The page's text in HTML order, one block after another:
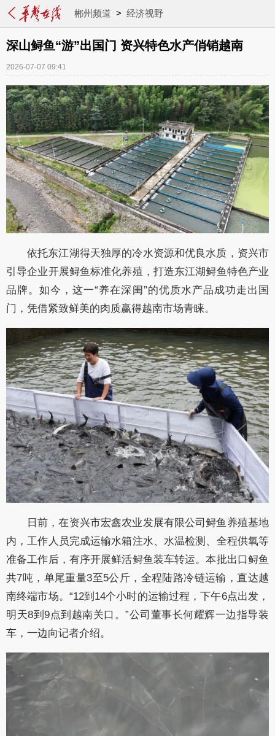
郴州频道 > 经济视野
深山鲟鱼“游”出国门 资兴特色水产俏销越南
2026-07-07 09:41
依托东江湖得天独厚的冷水资源和优良水质，资兴市
引导企业开展鲟鱼标准化养殖，打造东江湖鲟鱼特色产业
品牌。如今，这一“养在深闺”的优质水产品成功走出国
门，凭借紧致鲜美的肉质赢得越南市场青睐。
日前，在资兴市宏鑫农业发展有限公司鲟鱼养殖基地
内，工作人员完成运输水箱注水、水温检测、全程供氧等
准备工作后，有序开展鲜活鲟鱼装车转运。本批出口鲟鱼
共7吨，单尾重量3至5公斤，全程陆路冷链运输，直达越
南终端市场。“12到14个小时的运输过程，下午6点出发，
明天8到9点到越南关口。”公司董事长何耀辉一边指导装
车，一边向记者介绍。